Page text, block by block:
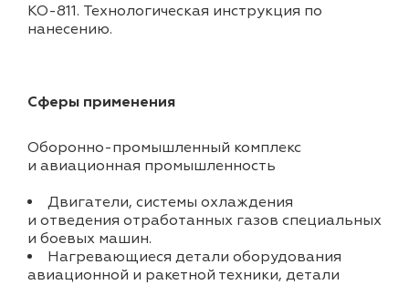
KO-811. Технологическая инструкция по
нанесению.
Сферы применения
Оборонно-промышленный комплекс
и авиационная промышленность
Двигатели, системы охлаждения
и отведения отработанных газов специальных
и боевых машин.
Нагревающиеся детали оборудования
авиационной и ракетной техники, детали